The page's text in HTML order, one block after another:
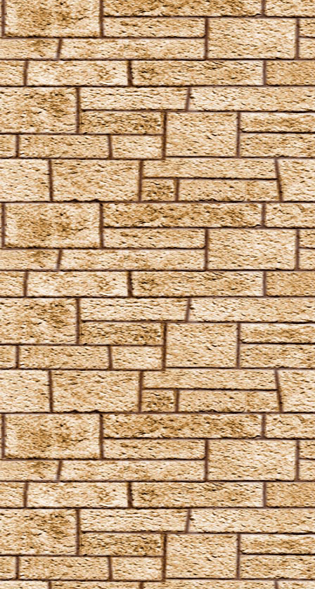
Finite Incantatem
Finite
Fumos
Goldene Flämmchen
Homenum revelio
Homorphus-Zauber
Immobilus
Impedimenta
Imperturbatio
Incarcerus
Inflatus
Liberacorpus
Muffliato
Nebulus
Partis Temporus
Peskiwichteli Pesternomi
Protego
Protego Diabolica
Protego Horribilis
Protego Maxima
Protego Totalum
Pullus
Relaschio
Repello Inimicum
Repello Muggeltum
Riddikulus
Salvio Hexia
Snufflifors
Türblockierende Flammen
Vermiculus
Vipera Evanesca